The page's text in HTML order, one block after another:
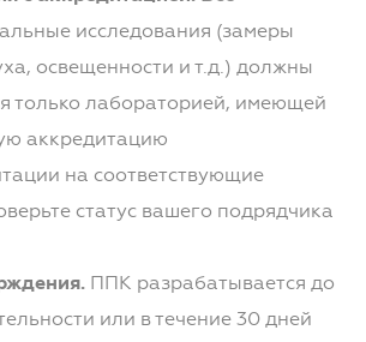
исследования (замеры
освещенности и т.д.) должны
только лабораторией, имеющей
аккредитацию
на соответствующие
статус вашего подрядчика
ППК разрабатывается до
или в течение 30 дней